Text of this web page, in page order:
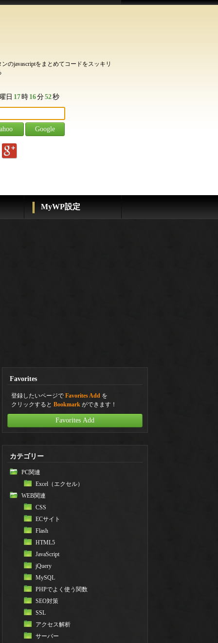
のjavascriptをまとめてコードをスッキリ
日 17 時 16分53秒
g
MyWP設定
Favorites
登録したいページで Favorites Add を
クリックすると Bookmark ができます！
Favorites Add
カテゴリー
PC関連
Excel（エクセル）
WEB関連
CSS
ECサイト
Flash
HTML5
JavaScript
jQuery
MySQL
PHPでよく使う関数
SEO対策
SSL
アクセス解析
サーバー